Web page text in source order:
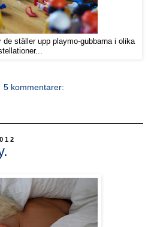
ställer upp playmo-gubbarna i olika
5 kommentarer: